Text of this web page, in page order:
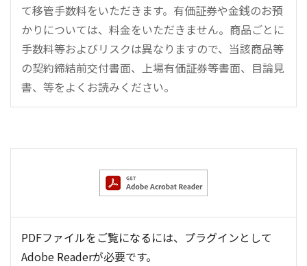
て移管手数料をいただきます。有価証券や金銭のお預
かりについては、料金をいただきません。商品ごとに
手数料等およびリスクは異なりますので、当該商品等
の契約締結前交付書面、上場有価証券等書面、目論見
書、等をよくお読みください。
PDFファイルをご覧になるには、プラグインとして
Adobe Readerが必要です。